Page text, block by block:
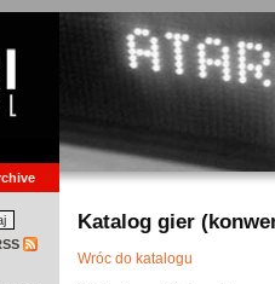
Katalog gier
Wróc do katalogu